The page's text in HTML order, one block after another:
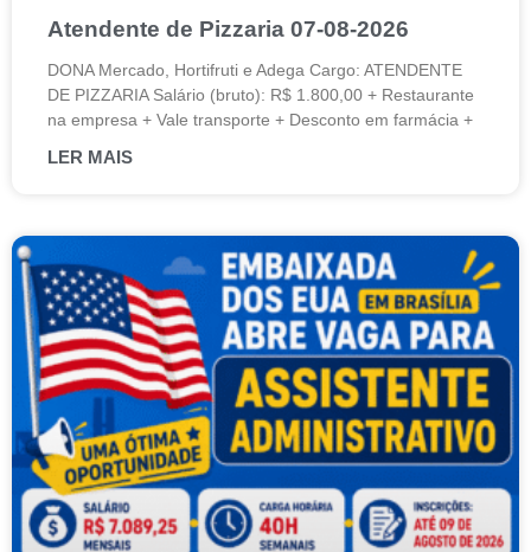
Atendente de Pizzaria 07-08-2026
DONA Mercado, Hortifruti e Adega Cargo: ATENDENTE
DE PIZZARIA Salário (bruto): R$ 1.800,00 + Restaurante
na empresa + Vale transporte + Desconto em farmácia +
LER MAIS